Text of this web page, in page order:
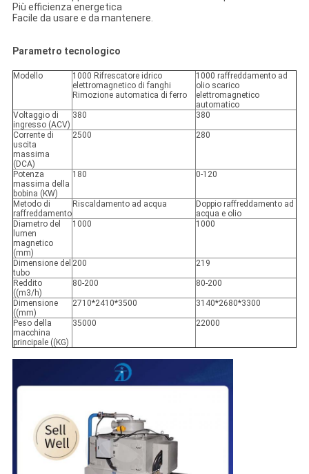
Più efficienza energetica
Facile da usare e da mantenere.
Parametro tecnologico
Modello
1000 Rifrescatore idrico
elettromagnetico di fanghi
Rimozione automatica di ferro
1000 raffreddamento ad
olio scarico
elettromagnetico
automatico
Voltaggio di
ingresso (ACV)
380 380
Corrente di
uscita
massima
(DCA)
2500 280
Potenza
massima della
bobina (KW)
180 0-120
Metodo di
raffreddamento
Riscaldamento ad acqua
Doppio raffreddamento ad
acqua e olio
Diametro del
lumen
magnetico
(mm)
1000 1000
Dimensione del
tubo
200 219
Reddito
((m3/h)
80-200 80-200
Dimensione
((mm)
2710*2410*3500 3140*2680*3300
Peso della
macchina
principale ((KG)
35000 22000